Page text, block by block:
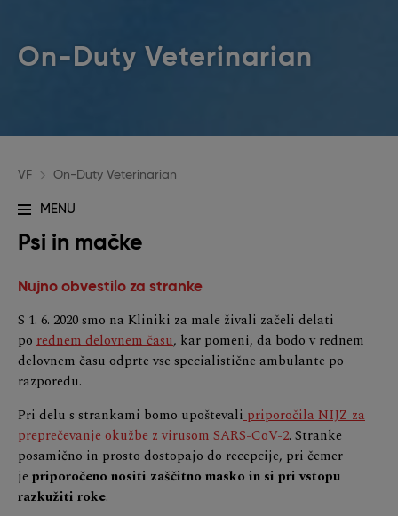
On-Duty Veterinarian
VF On-Duty Veterinarian
Psi in mačke
Nujno obvestilo za stranke
S 1. 6. 2020 smo na Kliniki za male živali začeli delati
po rednem delovnem času, kar pomeni, da bodo v rednem
delovnem času odprte vse specialistične ambulante po
razporedu.
Pri delu s strankami bomo upoštevalipriporočila NIJZ za
preprečevanje okužbe z virusom SARS-CoV-2. Stranke
posamično in prosto dostopajo do recepcije, pri čemer
je priporočeno nositi zaščitno masko in si pri vstopu
razkužiti roke.
MENU